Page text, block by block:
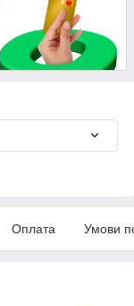
Оплата Умови